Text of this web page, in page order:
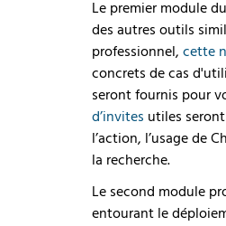
Le premier module
des autres outils
professionnel, cette
concrets de cas
seront fournis pour
d’invites utiles
l’action, l’usage de
la recherche.
Le second module
entourant le